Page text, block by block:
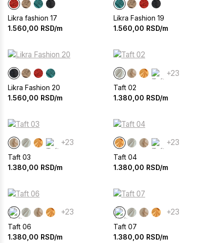
Likra fashion 17
1.560,00 RSD/m
Likra Fashion 19
1.560,00 RSD/m
Likra Fashion 20
1.560,00 RSD/m
+23
Taft 02
1.380,00 RSD/m
+23
Taft 03
1.380,00 RSD/m
+23
Taft 04
1.380,00 RSD/m
+23
Taft 06
1.380,00 RSD/m
+23
Taft 07
1.380,00 RSD/m